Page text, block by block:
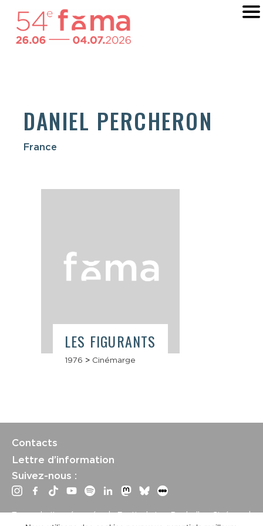
DANIEL PERCHERON
France
LES FIGURANTS
1976 > Cinémarge
Contacts
Lettre d’information
Suivez-nous :
Tous droits réservés | Festival La Rochelle Cinéma |